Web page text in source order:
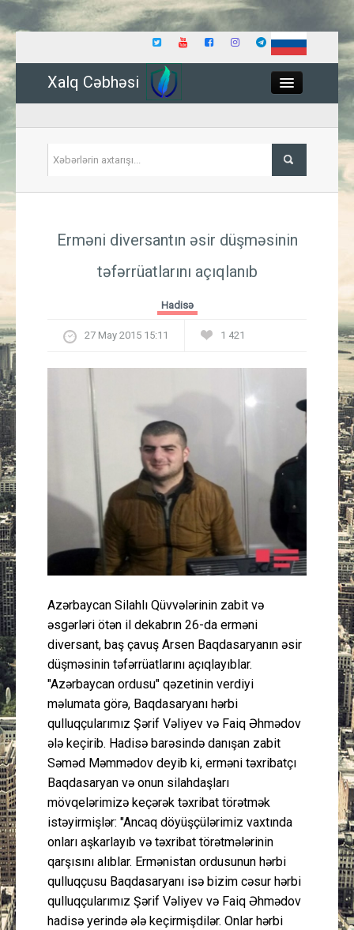
Xalq Cəbhəsi
İqtisadiyyat
Güney Azərbaycan
Mədəniyyət
İdman
Layihə
Gündəm
Peşə etikası
Əlaqə
Erməni diversantın əsir düşməsinin
təfərrüatlarını açıqlanıb
Hadisə
27 May 2015 15:11 1 421
Azərbaycan Silahlı Qüvvələrinin zabit və
əsgərləri ötən il dekabrın 26-da erməni
diversant, baş çavuş Arsen Baqdasaryanın əsir
düşməsinin təfərrüatlarını açıqlayıblar.
"Azərbaycan ordusu" qəzetinin verdiyi
məlumata görə, Baqdasaryanı hərbi
qulluqçularımız Şərif Vəliyev və Faiq Əhmədov
ələ keçirib. Hadisə barəsində danışan zabit
Səməd Məmmədov deyib ki, erməni təxribatçı
Baqdasaryan və onun silahdaşları
mövqelərimizə keçərək təxribat törətmək
istəyirmişlər: "Ancaq döyüşçülərimiz vaxtında
onları aşkarlayıb və təxribat törətmələrinin
qarşısını alıblar. Ermənistan ordusunun hərbi
qulluqçusu Baqdasaryanı isə bizim cəsur hərbi
qulluqçularımız Şərif Vəliyev və Faiq Əhmədov
hadisə yerində ələ keçirmişdilər. Onlar hərbi